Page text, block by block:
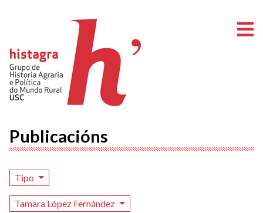
Publicacións
Tipo
Tamara López Fernández